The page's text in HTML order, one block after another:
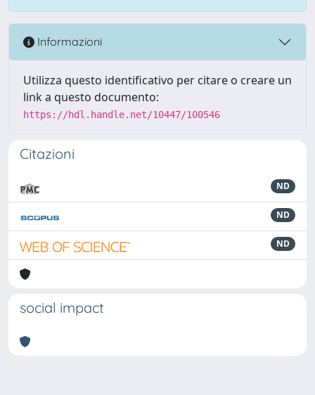
Informazioni
Utilizza questo identificativo per citare o creare un
link a questo documento:
https://hdl.handle.net/10447/100546
Citazioni
ND
ND
ND
social impact